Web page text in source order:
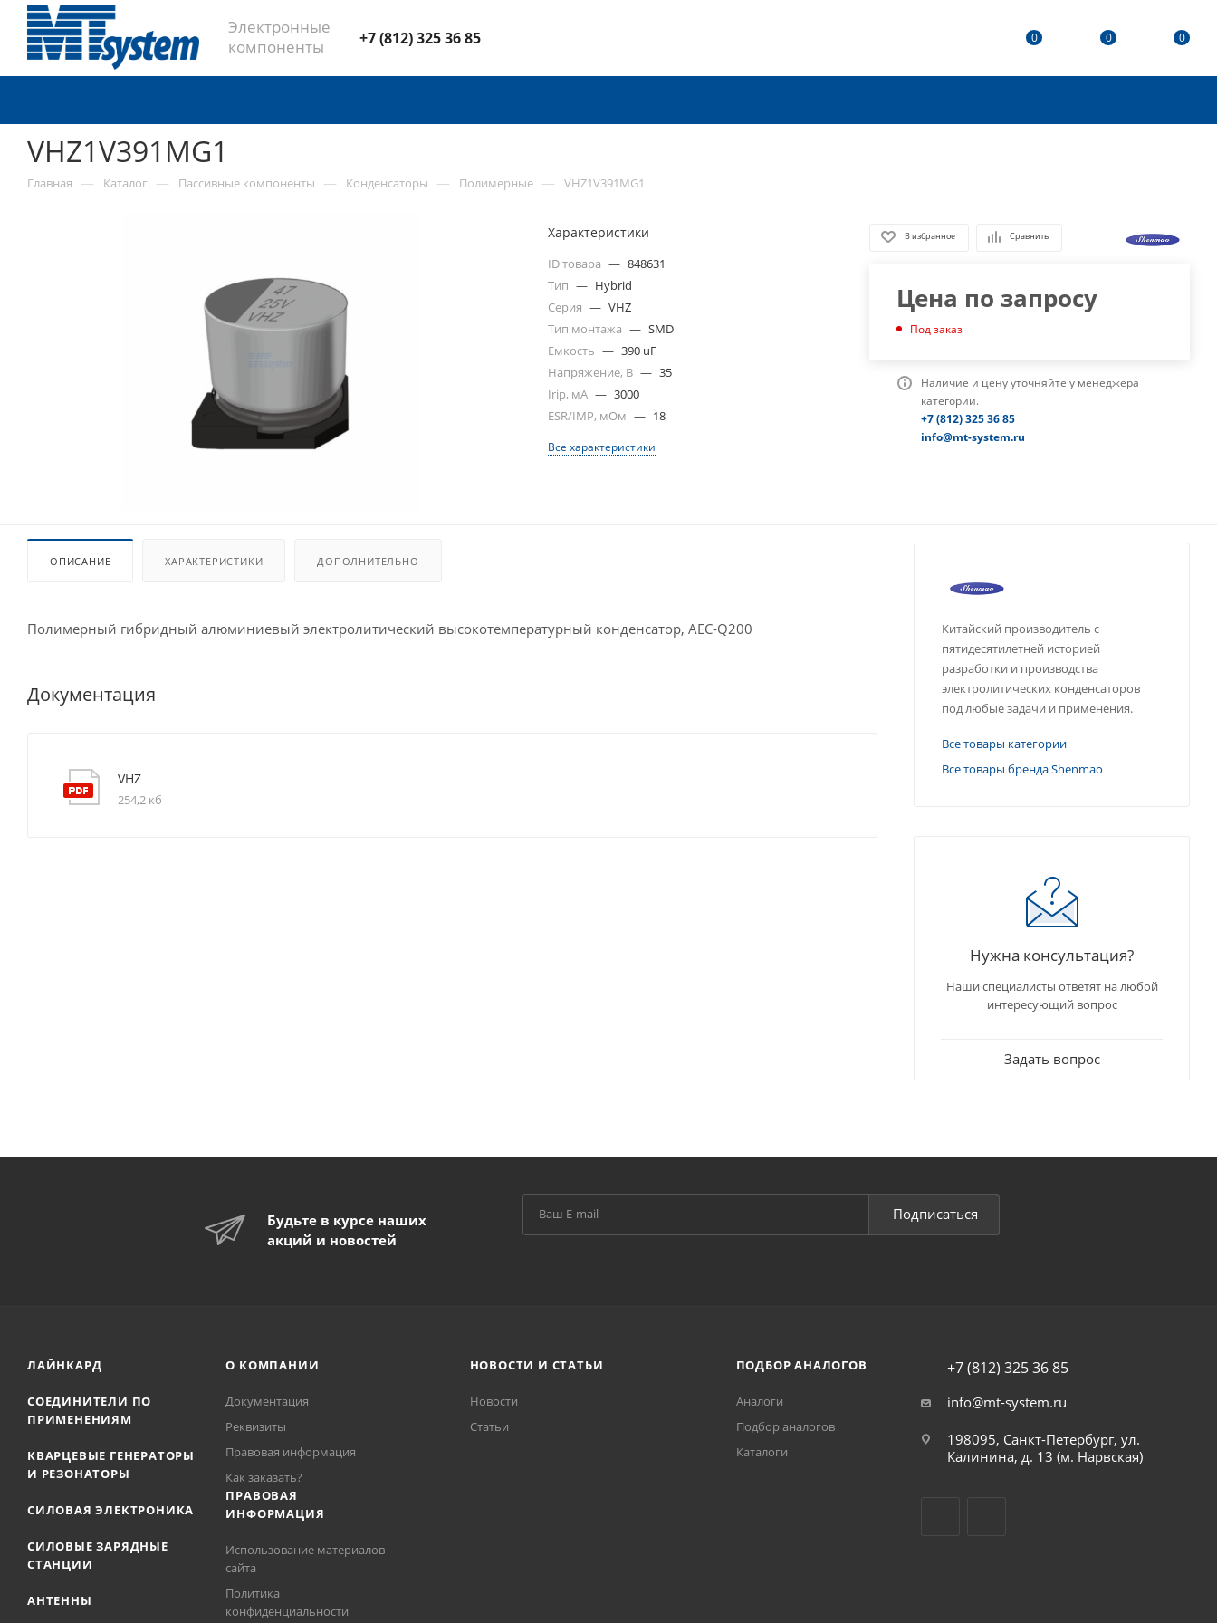
Электронные
компоненты
+7 (812) 325 36 85 0 0 0
VHZ1V391MG1
Главная — Каталог — Пассивные компоненты — Конденсаторы — Полимерные — VHZ1V391MG1
Характеристики
ID товара — 848631
Тип — Hybrid
Серия — VHZ
Тип монтажа — SMD
Емкость — 390 uF
Напряжение, В — 35
Irip, мА — 3000
ESR/IMP, мОм — 18
Все характеристики
В избранное Сравнить
Цена по запросу
Под заказ
Наличие и цену уточняйте у менеджера
категории.
+7 (812) 325 36 85
info@mt-system.ru
ОПИСАНИЕ ХАРАКТЕРИСТИКИ ДОПОЛНИТЕЛЬНО
Полимерный гибридный алюминиевый электролитический высокотемпературный конденсатор, AEC-Q200
Документация
VHZ
254,2 кб
Китайский производитель с
пятидесятилетней историей
разработки и производства
электролитических конденсаторов
под любые задачи и применения.
Все товары категории
Все товары бренда Shenmao
Нужна консультация?
Наши специалисты ответят на любой
интересующий вопрос
Задать вопрос
Будьте в курсе наших
акций и новостей
Подписаться
ЛАЙНКАРД
СОЕДИНИТЕЛИ ПО
ПРИМЕНЕНИЯМ
КВАРЦЕВЫЕ ГЕНЕРАТОРЫ
И РЕЗОНАТОРЫ
СИЛОВАЯ ЭЛЕКТРОНИКА
СИЛОВЫЕ ЗАРЯДНЫЕ
СТАНЦИИ
АНТЕННЫ
О КОМПАНИИ
Документация
Реквизиты
Правовая информация
Как заказать?
ПРАВОВАЯ
ИНФОРМАЦИЯ
Использование материалов
сайта
Политика
конфиденциальности
НОВОСТИ И СТАТЬИ
Новости
Статьи
ПОДБОР АНАЛОГОВ
Аналоги
Подбор аналогов
Каталоги
+7 (812) 325 36 85
info@mt-system.ru
198095, Санкт-Петербург, ул.
Калинина, д. 13 (м. Нарвская)